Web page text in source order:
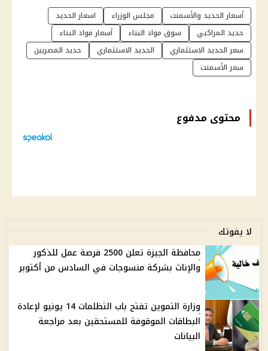
أسعار الحديد والأسمنت مجلس الوزراء
اسعار الحديد
حديد المراكبي
سوق مواد البناء
أسعار مواد البناء
سعر الحديد الاستثماري
الحديد الاستثماري
حديد المصريين
سعر الأسمنت
محتوى مدفوع
لا يفوتك
محافظة الجيزة تعلن 2500 فرصة عمل للذكور
والإناث بشركة منسوجات في السادس من أكتوبر
وزارة التموين تفتح باب التظلمات 14 يونيو لإعادة
البطاقات الموقوفة للمستحقين بعد مراجعة
البيانات